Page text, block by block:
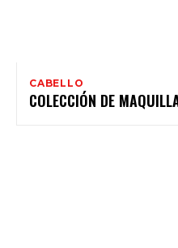
CABELLO
COLECCIÓN DE